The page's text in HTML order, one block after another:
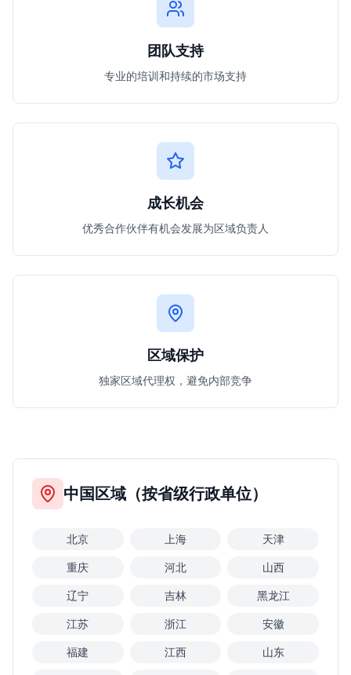
团队支持
专业的培训和持续的市场支持
成长机会
优秀合作伙伴有机会发展为区域负责人
区域保护
独家区域代理权，避免内部竞争
中国区域（按省级行政单位）
北京 上海 天津
重庆 河北 山西
辽宁 吉林 黑龙江
江苏 浙江 安徽
福建 江西 山东